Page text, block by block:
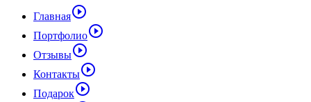
Главнаяplay_circle_outline
Портфолиоplay_circle_outline
Отзывыplay_circle_outline
Контактыplay_circle_outline
Подарокplay_circle_outline